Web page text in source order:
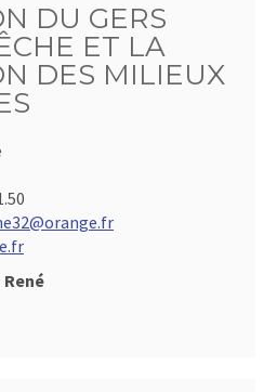
DU GERS
ET LA
DES MILIEUX
René